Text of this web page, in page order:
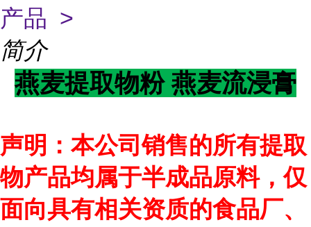
产品 >
简介
燕麦提取物粉 燕麦流浸膏
声明：本公司销售的所有提取
物产品均属于半成品原料，仅
面向具有相关资质的食品厂、